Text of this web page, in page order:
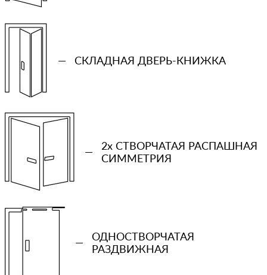
— СКЛАДНАЯ ДВЕРЬ-КНИЖКА
—
2x СТВОРЧАТАЯ РАСПАШНАЯ
СИММЕТРИЯ
—
ОДНОСТВОРЧАТАЯ
РАЗДВИЖНАЯ
+7 (931) 913-51-83
Ваш телефон
Количество проемов